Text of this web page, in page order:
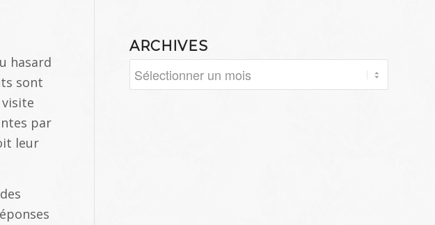
hasard
sont
par
leur
ARCHIVES